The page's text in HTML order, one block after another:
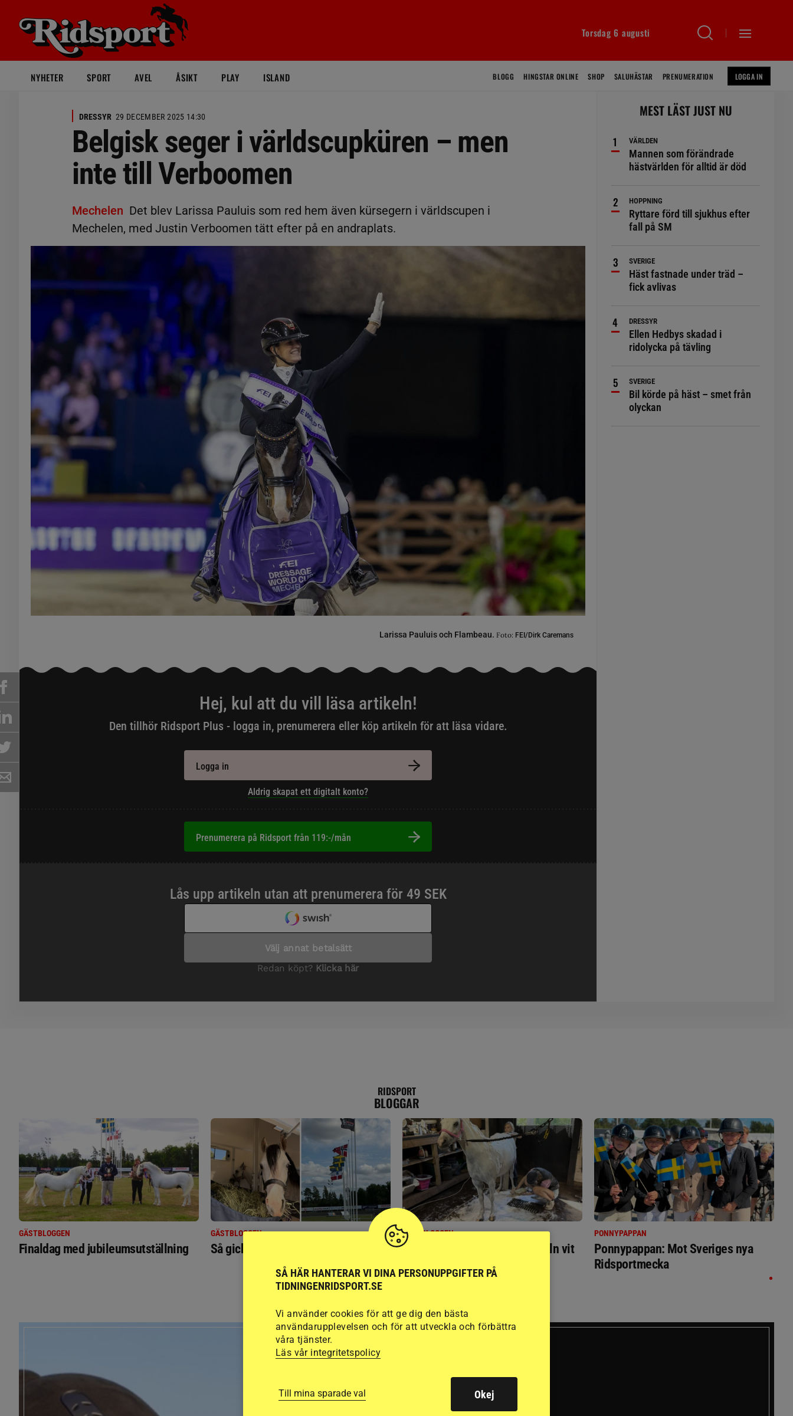
Torsdag 6 augusti
NYHETER SPORT AVEL ÅSIKT PLAY ISLAND BLOGG HINGSTAR ONLINE SHOP SALUHÄSTAR PRENUMERATION LOGGA IN
DRESSYR 29 DECEMBER 2025 14:30
Belgisk seger i världscupküren – men
inte till Verboomen
Mechelen Det blev Larissa Pauluis som red hem även kürsegern i världscupen i
Mechelen, med Justin Verboomen tätt efter på en andraplats.
Larissa Pauluis och Flambeau. Foto: FEI/Dirk Caremans
Hej, kul att du vill läsa artikeln!
Den tillhör Ridsport Plus - logga in, prenumerera eller köp artikeln för att läsa vidare.
Logga in
Aldrig skapat ett digitalt konto?
Prenumerera på Ridsport från 119:-/mån
MEST LÄST JUST NU
VÄRLDEN
Mannen som förändrade
hästvärlden för alltid är död
HOPPNING
Ryttare förd till sjukhus efter
fall på SM
SVERIGE
Häst fastnade under träd –
fick avlivas
DRESSYR
Ellen Hedbys skadad i
ridolycka på tävling
SVERIGE
Bil körde på häst – smet från
olyckan
RIDSPORT
BLOGGAR
GÄSTBLOGGEN
Finaldag med jubileumsutställning
GÄSTBLOGGEN
Så gick det på helgens utställning
GÄSTBLOGGEN
Bästa tipsen för att få skimmeln vit
PONNYPAPPAN
Ponnypappan: Mot Sveriges nya
Ridsportmecka
SÅ HÄR HANTERAR VI DINA PERSONUPPGIFTER PÅ
TIDNINGENRIDSPORT.SE
Vi använder cookies för att ge dig den bästa
användarupplevelsen och för att utveckla och förbättra
våra tjänster.
Läs vår integritetspolicy
Till mina sparade val Okej